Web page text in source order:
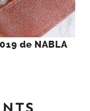
de NABLA